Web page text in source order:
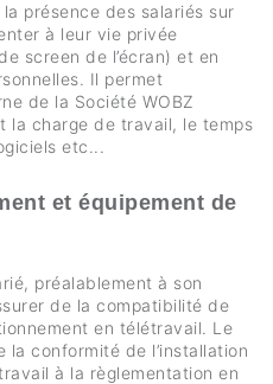
présence des salariés sur
à leur vie privée
screen de l’écran) et en
Il permet
de la Société WOBZ
la charge de travail, le temps
etc...
et équipement de
préalablement à son
de la compatibilité de
en télétravail. Le
la conformité de l’installation
à la règlementation en